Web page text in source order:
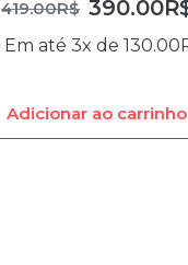
419.00R$ 390.00
Em até 3x de 130.00
Adicionar ao carrinho